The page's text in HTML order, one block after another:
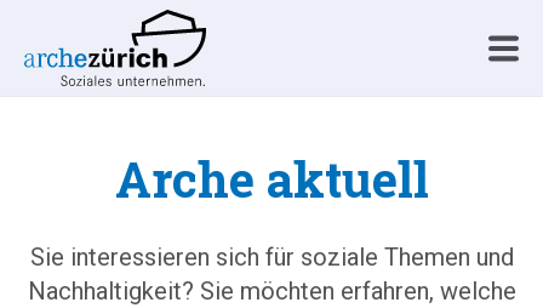
Arche aktuell
Sie interessieren sich für soziale Themen und
Nachhaltigkeit? Sie möchten erfahren, welche